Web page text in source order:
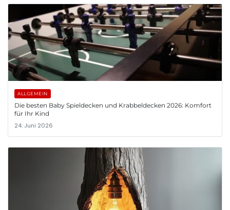
ALLGEMEIN
Die besten Baby Spieldecken und Krabbeldecken 2026: Komfort
für Ihr Kind
24. Juni 2026